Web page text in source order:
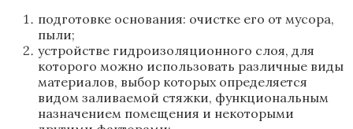
подготовке основания: очистке его от мусора,
пыли;
устройстве гидроизоляционного слоя, для
которого можно использовать различные виды
материалов, выбор которых определяется
видом заливаемой стяжки, функциональным
назначением помещения и некоторыми